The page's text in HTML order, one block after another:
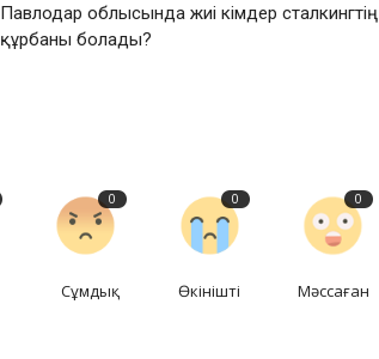
Павлодар облысында жиі кімдер сталкингтің
құрбаны болады?
0
Сұмдық
0
Өкінішті
0
Мәссаған